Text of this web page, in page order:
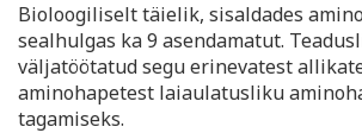
Bioloogiliselt täielik, sisaldades
sealhulgas ka 9 asendamatut.
väljatöötatud segu erinevatest
aminohapetest laiaulatusliku
tagamiseks.